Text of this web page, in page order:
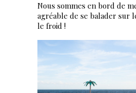
Nous sommes en bord de
agréable de se balader sur
le froid !